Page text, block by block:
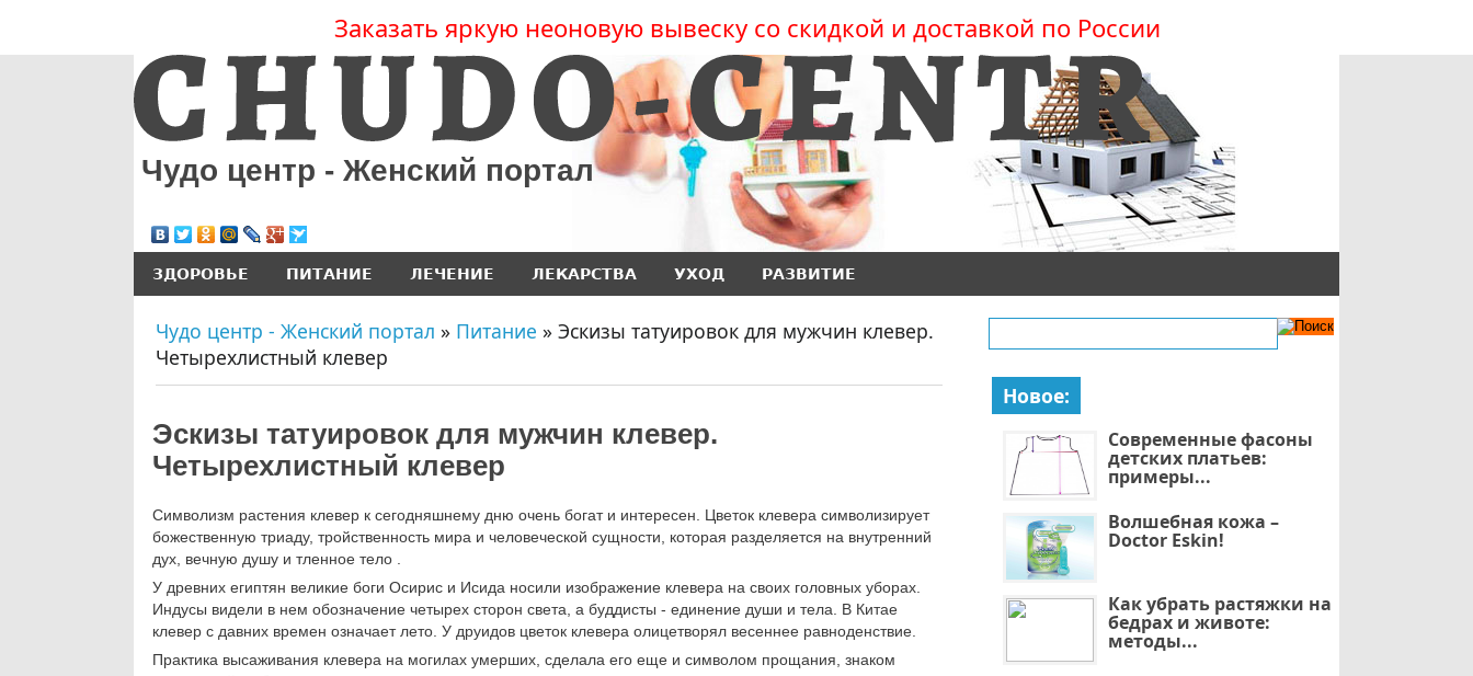
Заказать яркую неоновую вывеску со скидкой и доставкой по России
Чудо центр - Женский портал
ЗДОРОВЬЕ ПИТАНИЕ ЛЕЧЕНИЕ ЛЕКАРСТВА УХОД РАЗВИТИЕ
Чудо центр - Женский портал » Питание » Эскизы татуировок для мужчин клевер.
Четырехлистный клевер
Эскизы татуировок для мужчин клевер.
Четырехлистный клевер
Символизм растения клевер к сегодняшнему дню очень богат и интересен. Цветок клевера символизирует
божественную триаду, тройственность мира и человеческой сущности, которая разделяется на внутренний
дух, вечную душу и тленное тело .
У древних египтян великие боги Осирис и Исида носили изображение клевера на своих головных уборах.
Индусы видели в нем обозначение четырех сторон света, а буддисты - единение души и тела. В Китае
клевер с давних времен означает лето. У друидов цветок клевера олицетворял весеннее равноденствие.
Практика высаживания клевера на могилах умерших, сделала его еще и символом прощания, знаком
Новое:
Современные фасоны
детских платьев:
примеры...
Волшебная кожа –
Doctor Eskin!
Как убрать растяжки на
бедрах и животе:
методы...